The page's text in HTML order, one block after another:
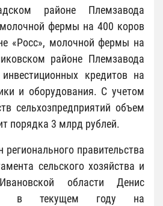
районе Племзавода
фермы на 400 коров
«Росс», молочной фермы на
районе Племзавода
кредитов на
и оборудования. С учетом
сельхозпредприятий объем
порядка 3 млрд рублей.
регионального правительства
сельского хозяйства и
области Денис
в текущем году на